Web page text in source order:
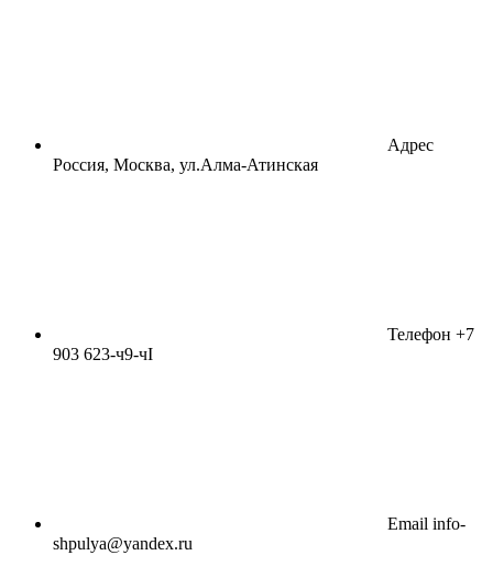
Адрес
Россия, Москва, ул.Алма-Атинская
Телефон +7
903 623-ч9-чI
Email info-
shpulya@yandex.ru